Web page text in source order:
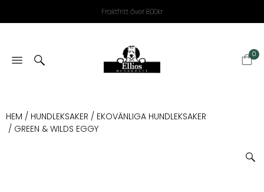
Fraktfritt över 800kr
0
HEM / HUNDLEKSAKER / EKOVÄNLIGA HUNDLEKSAKER
/ GREEN & WILDS EGGY